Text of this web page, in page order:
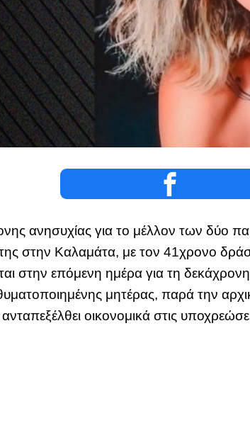
ανησυχίας για το μέλλον των δύο
στην Καλαμάτα, με τον 41χρονο
στην επόμενη ημέρα για τη
μητέρας, παρά την
οικονομικά στις